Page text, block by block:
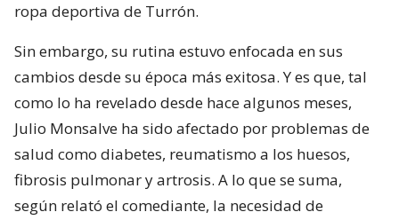
ropa deportiva de Turrón.
Sin embargo, su rutina estuvo enfocada en sus
cambios desde su época más exitosa. Y es que, tal
como lo ha revelado desde hace algunos meses,
Julio Monsalve ha sido afectado por problemas de
salud como diabetes, reumatismo a los huesos,
fibrosis pulmonar y artrosis. A lo que se suma,
según relató el comediante, la necesidad de